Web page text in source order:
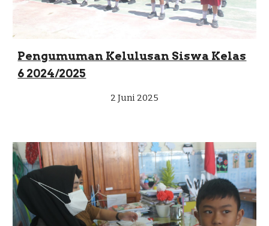
Pengumuman Kelulusan Siswa Kelas
6 2024/2025
2 Juni 2025